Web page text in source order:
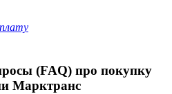
(FAQ) про покупку
Марктранс